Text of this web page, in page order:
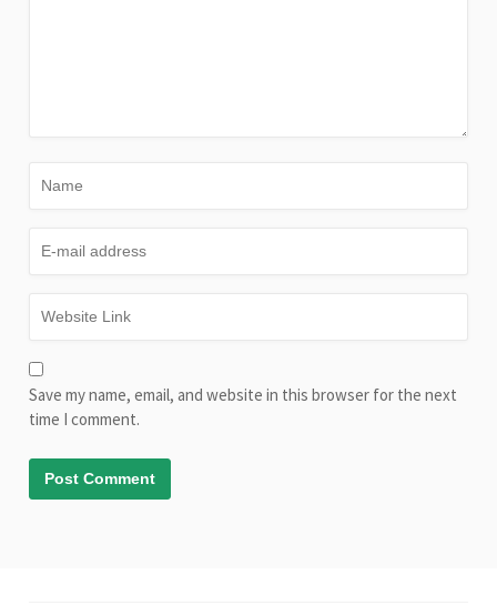
Save my name, email, and website in this browser for the next
time I comment.